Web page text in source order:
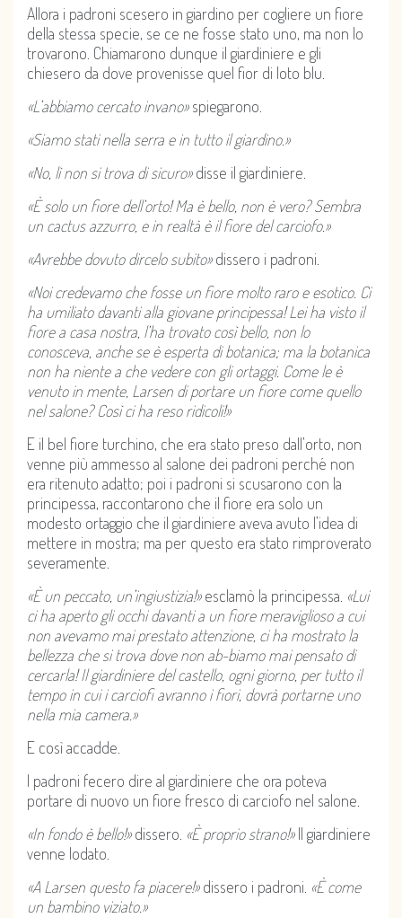
Allora i padroni scesero in giardino per cogliere un fiore
della stessa specie, se ce ne fosse stato uno, ma non lo
trovarono. Chiamarono dunque il giardiniere e gli
chiesero da dove provenisse quel fior di loto blu.
«L’abbiamo cercato invano»spiegarono.
«Siamo stati nella serra e in tutto il giardino.»
«No, lì non si trova di sicuro»disse il giardiniere.
«È solo un fiore dell’orto! Ma è bello, non è vero? Sembra
un cactus azzurro, e in realtà è il fiore del carciofo.»
«Avrebbe dovuto dircelo subito»dissero i padroni.
«Noi credevamo che fosse un fiore molto raro e esotico. Ci
ha umiliato davanti alla giovane principessa! Lei ha visto il
fiore a casa nostra, l’ha trovato così bello, non lo
conosceva, anche se è esperta di botanica; ma la botanica
non ha niente a che vedere con gli ortaggi. Come le è
venuto in mente, Larsen di portare un fiore come quello
nel salone? Così ci ha reso ridicoli!»
E il bel fiore turchino, che era stato preso dall’orto, non
venne più ammesso al salone dei padroni perché non
era ritenuto adatto; poi i padroni si scusarono con la
principessa, raccontarono che il fiore era solo un
modesto ortaggio che il giardiniere aveva avuto l’idea di
mettere in mostra; ma per questo era stato rimproverato
severamente.
«È un peccato, un’ingiustizia!»esclamò la principessa. «Lui
ci ha aperto gli occhi davanti a un fiore meraviglioso a cui
non avevamo mai prestato attenzione, ci ha mostrato la
bellezza che si trova dove non ab-biamo mai pensato di
cercarla! Il giardiniere del castello, ogni giorno, per tutto il
tempo in cui i carciofi avranno i fiori, dovrà portarne uno
nella mia camera.»
E così accadde.
I padroni fecero dire al giardiniere che ora poteva
portare di nuovo un fiore fresco di carciofo nel salone.
«In fondo è bello!»dissero. «È proprio strano!»Il giardiniere
venne lodato.
«A Larsen questo fa piacere!»dissero i padroni. «È come
un bambino viziato.»